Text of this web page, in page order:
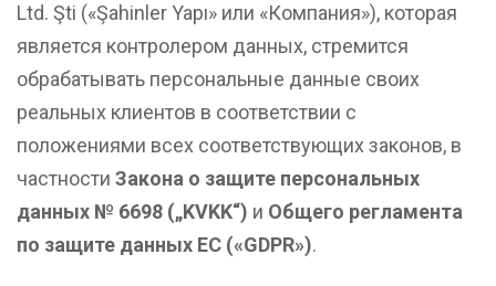
Ltd. Şti («Şahinler Yapı» или «Компания»), которая
является контролером данных, стремится
обрабатывать персональные данные своих
реальных клиентов в соответствии с
положениями всех соответствующих законов, в
частности Закона о защите персональных
данных № 6698 („KVKK“) и Общего регламента
по защите данных ЕС («GDPR»).